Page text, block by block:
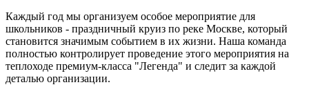
Каждый год мы организуем особое мероприятие для
школьников - праздничный круиз по реке Москве, который
становится значимым событием в их жизни. Наша команда
полностью контролирует проведение этого мероприятия на
теплоходе премиум-класса "Легенда" и следит за каждой
деталью организации.